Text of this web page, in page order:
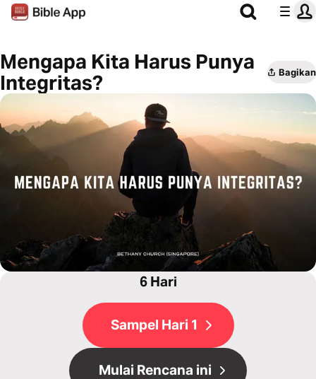
Mengapa Kita Harus Punya
Integritas?
Bagikan
6 Hari
Sampel Hari 1
Mulai Rencana ini